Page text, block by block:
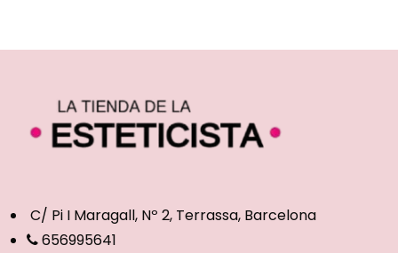
C/ Pi I Maragall, Nº 2, Terrassa, Barcelona
656995641